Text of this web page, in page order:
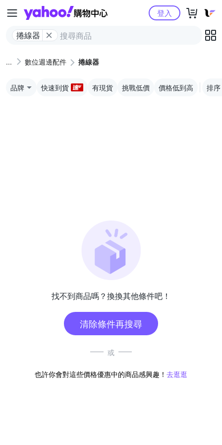
Yahoo購物中心
捲線器
登入
數位週邊配件 捲線器
品牌 快速到貨 有現貨 挑戰低價 價格低到高 排序
找不到商品嗎？換換其他條件吧！
清除條件再搜尋
或
也許你會對這些價格優惠中的商品感興趣！ 去逛逛